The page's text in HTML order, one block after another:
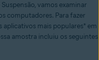
vamos examinar
computadores. Para fazer
aplicativos mais populares* em
amostra incluiu os seguintes